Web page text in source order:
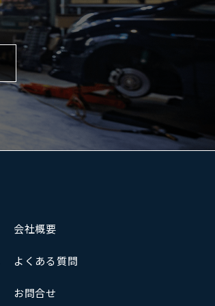
会社概要
よくある質問
お問合せ